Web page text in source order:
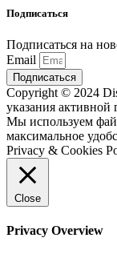
Подписаться
Подписаться на
Email
Подписаться
Copyright © 2024
указания
Мы используем
максимальное
Privacy & Cookies
Close
Privacy Overview